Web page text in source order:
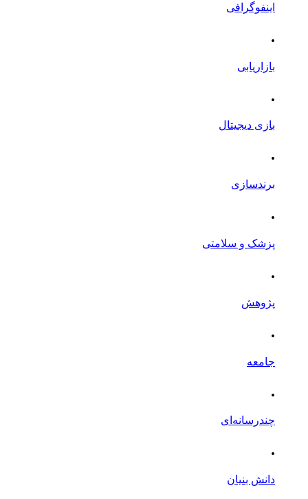
اینفوگرافی
.
بازاریابی
.
بازی دیجیتال
.
برندسازی
.
پزشک و سلامتی
.
پژوهش
.
جامعه
.
چندرسانه‌ای
.
دانش بنیان